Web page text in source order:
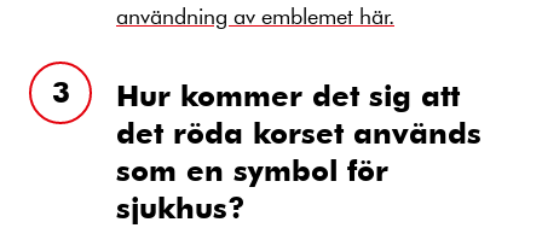
användning av emblemet här.
Hur kommer det sig att
det röda korset används
som en symbol för
sjukhus?